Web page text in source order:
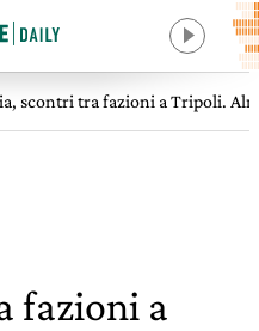
scontri tra fazioni a Tripoli.
fazioni a